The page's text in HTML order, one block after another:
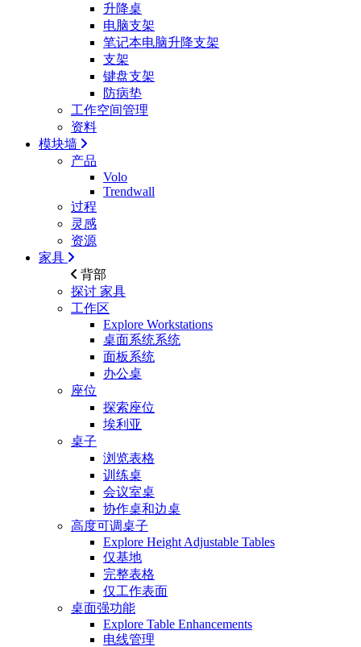
升降桌
电脑支架
笔记本电脑升降支架
支架
键盘支架
防病垫
工作空间管理
资料
模块墙
产品
Volo
Trendwall
过程
灵感
资源
家具
背部
探讨 家具
工作区
Explore Workstations
桌面系统系统
面板系统
办公桌
座位
探索座位
埃利亚
桌子
浏览表格
训练桌
会议室桌
协作桌和边桌
高度可调桌子
Explore Height Adjustable Tables
仅基地
完整表格
仅工作表面
桌面强功能
Explore Table Enhancements
电线管理